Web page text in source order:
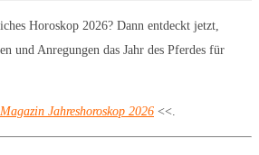
Horoskop 2026? Dann entdeckt jetzt,
und Anregungen das Jahr des Pferdes für
Jahreshoroskop 2026 <<.